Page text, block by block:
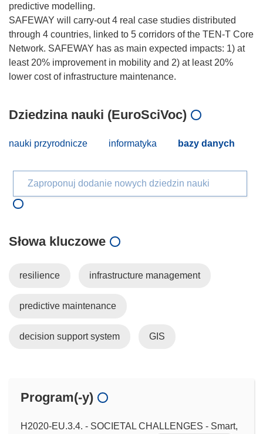
predictive modelling.
SAFEWAY will carry-out 4 real case studies distributed
through 4 countries, linked to 5 corridors of the TEN-T Core
Network. SAFEWAY has as main expected impacts: 1) at
least 20% improvement in mobility and 2) at least 20%
Dziedzina nauki (EuroSciVoc)
nauki przyrodnicze informatyka bazy danych
Zaproponuj dodanie nowych dziedzin nauki
Słowa kluczowe
resilience infrastructure management
predictive maintenance
decision support system GIS
Program(-y)
H2020-EU.3.4. - SOCIETAL CHALLENGES - Smart,